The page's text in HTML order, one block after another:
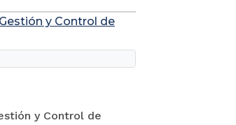
y Control de
y Control de